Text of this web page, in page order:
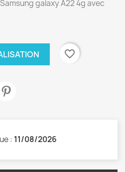
galaxy A22 4g avec
favorite_border
: 11/08/2026